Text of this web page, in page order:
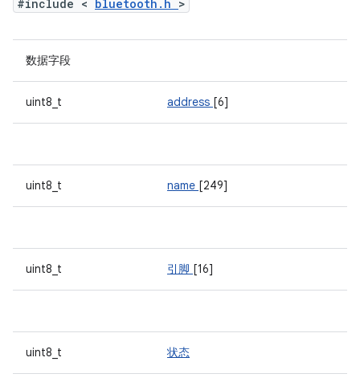
#include < bluetooth.h >
数据字段
uint8_t address [6]
uint8_t name [249]
uint8_t 引脚 [16]
uint8_t 状态